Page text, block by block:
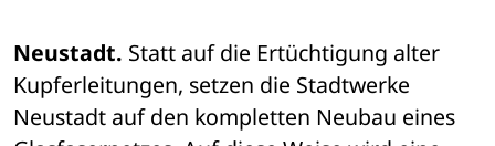
Neustadt. Statt auf die Ertüchtigung alter
Kupferleitungen, setzen die Stadtwerke
Neustadt auf den kompletten Neubau eines